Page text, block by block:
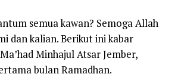
semua kawan? Semoga Allah
dan kalian. Berikut ini kabar
Minhajul Atsar Jember,
bulan Ramadhan.